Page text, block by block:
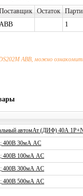
Остаток
1
ABB, можно
автомАт (ДИФ) 40А
400В 30мА AC
400В 100мА AC
400В 300мА AC
400В 500мА AC